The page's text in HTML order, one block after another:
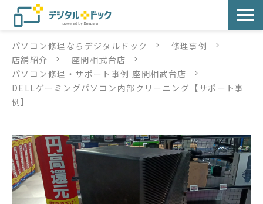
パソコン修理
サービス
店舗紹介
デジタルドックブログ
パソコン修理ならデジタルドック
修理事例
店舗紹介
座間相武台店
パソコン修理・サポート事例 座間相武台店
DELLゲーミングパソコン内部クリーニング【サポート事
例】